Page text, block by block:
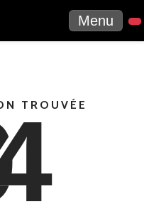
Menu
TROUVÉE